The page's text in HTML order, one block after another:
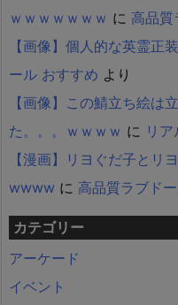
ｗｗｗｗｗｗｗ に 高品質
【画像】個人的な英霊正
ール おすすめ より
【画像】この鯖立ち絵は
た。。。ｗｗｗｗ に リ
【漫画】リヨぐだ子とリ
wwww に 高品質ラブド
カテゴリー
アーケード
イベント